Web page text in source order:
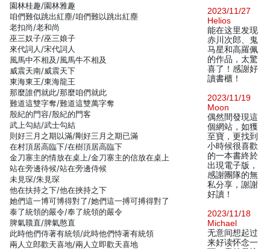
園林桂趣/園林雅趣
咱們難似跳出紅塵/咱們難以跳出紅塵
老扣尚/老和尚
巫三奴子/巫三娘子
來代詞人/宋代詞人
風馬中不相及/風馬牛不相及
威震天南/威震天下
東海東王/東海龍王
那麼誰們就此/那麼咱們就此
難道這雙字奪/難道這雙萬字奪
殷紀的門容/殷紀的門客
武上勾結/武士勾結
則好三月之期以滿/剛好三月之期已滿
在村頂居高臨下/在樹頂居高臨下
金刀寨主的情放在桌上/金刀寨主的信放在桌上
站在旁邊待候/站在旁邊侍候
未見琛/朱見琛
他在扶持之下/他在挾持之下
她們這一博可博得對了/她們這一搏可搏得對了
泰了統領的嚴令/奉了統領的嚴令
脾氣贛直/脾氣憨直
此時他們侍著有統領/此時他們恃著有統領
兩人立郎歡天喜地/兩人立即歡天喜地
2023/11/27
Helios
能在这里发现
赤川次郎、鬼
马星和高羅佩
的作品，太驚
喜了！感謝好
讀書櫃！
2023/11/19
Moon
偶然間發現這
個網站，如獲
至寶，更找到
小時候很喜歡
的一本書終於
出現電子版，
感謝團隊的無
私分享，謝謝
好讀！
2023/11/18
Michael
无意间想起过
来好读怀念一